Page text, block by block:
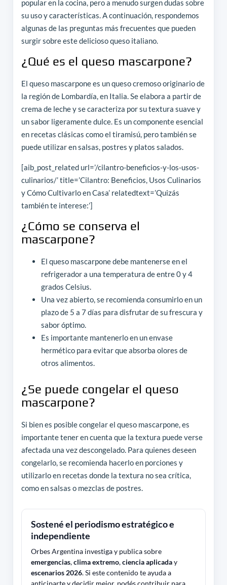
popular en la cocina, pero a menudo surgen dudas sobre
su uso y características. A continuación, respondemos
algunas de las preguntas más frecuentes que pueden
surgir sobre este delicioso queso italiano.
¿Qué es el queso mascarpone?
El queso mascarpone es un queso cremoso originario de
la región de Lombardía, en Italia. Se elabora a partir de
crema de leche y se caracteriza por su textura suave y
un sabor ligeramente dulce. Es un componente esencial
en recetas clásicas como el tiramisú, pero también se
puede utilizar en salsas, postres y platos salados.
[aib_post_related url=’/cilantro-beneficios-y-los-usos-
culinarios/’ title=’Cilantro: Beneficios, Usos Culinarios
y Cómo Cultivarlo en Casa’ relatedtext=’Quizás
también te interese:’]
¿Cómo se conserva el
mascarpone?
El queso mascarpone debe mantenerse en el
refrigerador a una temperatura de entre 0 y 4
grados Celsius.
Una vez abierto, se recomienda consumirlo en un
plazo de 5 a 7 días para disfrutar de su frescura y
sabor óptimo.
Es importante mantenerlo en un envase
hermético para evitar que absorba olores de
otros alimentos.
¿Se puede congelar el queso
mascarpone?
Si bien es posible congelar el queso mascarpone, es
importante tener en cuenta que la textura puede verse
afectada una vez descongelado. Para quienes deseen
congelarlo, se recomienda hacerlo en porciones y
utilizarlo en recetas donde la textura no sea crítica,
como en salsas o mezclas de postres.
Sostené el periodismo estratégico e
independiente
Orbes Argentina investiga y publica sobre
emergencias,clima extremo,ciencia aplicaday
escenarios 2026. Si este contenido te ayuda a